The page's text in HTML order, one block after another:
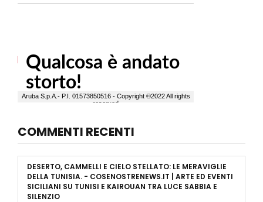
COMMENTI RECENTI
DESERTO, CAMMELLI E CIELO STELLATO: LE MERAVIGLIE
DELLA TUNISIA. - COSENOSTRENEWS.IT | ARTE ED EVENTI
SICILIANI SU TUNISI E KAIROUAN TRA LUCE SABBIA E
SILENZIO